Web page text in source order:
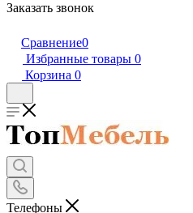
Заказать звонок
Сравнение0
Избранные товары 0
Корзина 0
Телефоны